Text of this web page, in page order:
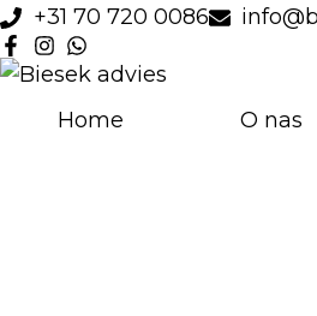
Przejdź
do
treści
+31 70 720 0086
Home O nas